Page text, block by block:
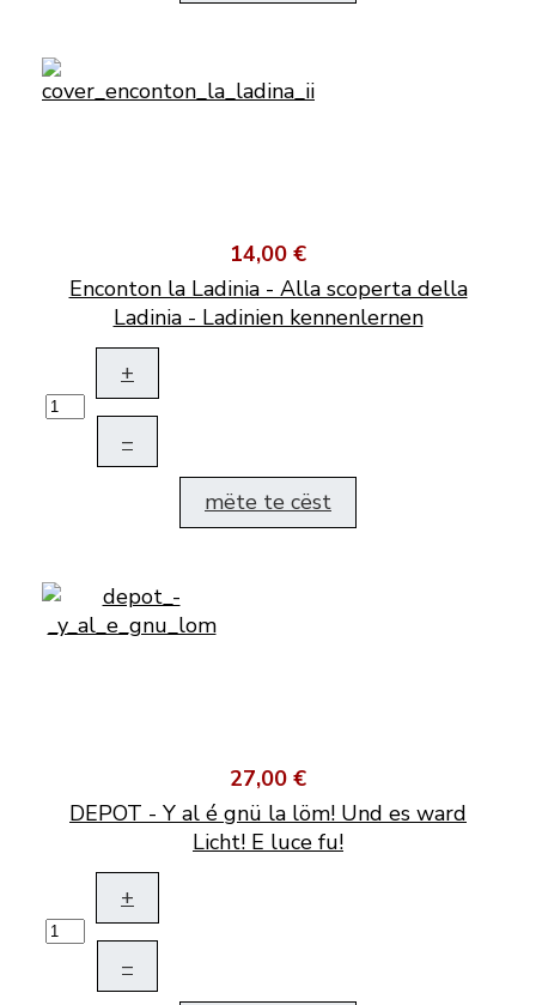
14,00 €
Enconton la Ladinia - Alla scoperta della
Ladinia - Ladinien kennenlernen
+
–
mëte te cëst
27,00 €
DEPOT - Y al é gnü la löm! Und es ward
Licht! E luce fu!
+
–